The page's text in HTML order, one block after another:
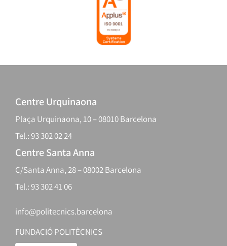
Centre Urquinaona
Plaça Urquinaona, 10 – 08010 Barcelona
Tel.: 93 302 02 24
Centre Santa Anna
C/Santa Anna, 28 – 08002 Barcelona
Tel.: 93 302 41 06
info@politecnics.barcelona
FUNDACIÓ POLITÈCNICS